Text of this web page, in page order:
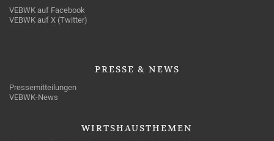
VEBWK auf Facebook
VEBWK auf X (Twitter)
PRESSE & NEWS
Pressemitteilungen
VEBWK-News
WIRTSHAUSTHEMEN